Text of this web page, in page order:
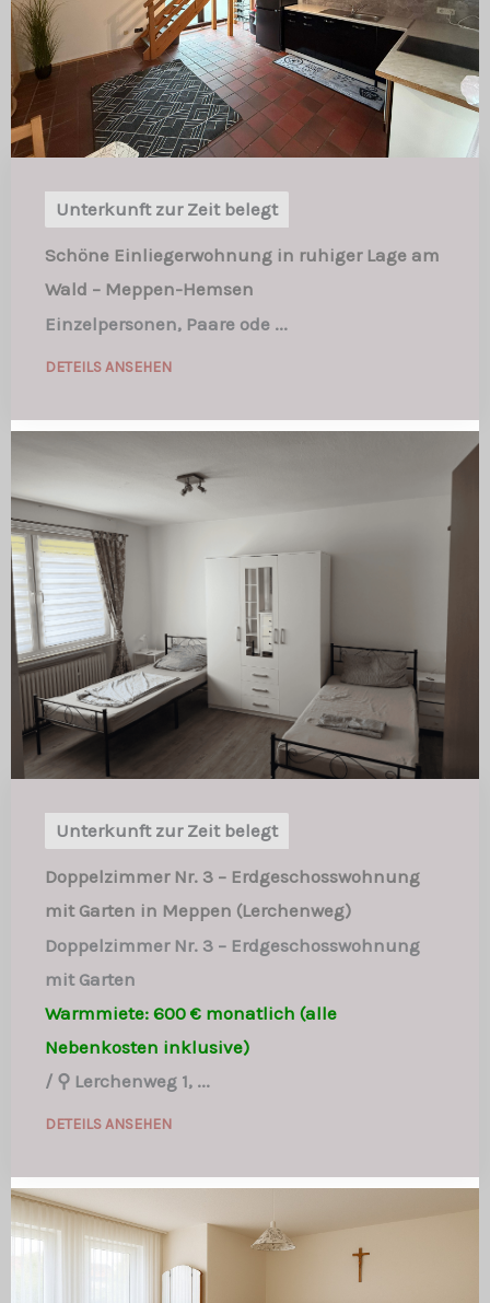
Unterkunft zur Zeit belegt
Schöne Einliegerwohnung in ruhiger Lage am
Wald – Meppen-Hemsen
Einzelpersonen, Paare ode ...
DETEILS ANSEHEN
Unterkunft zur Zeit belegt
Doppelzimmer Nr. 3 – Erdgeschosswohnung
mit Garten in Meppen (Lerchenweg)
Doppelzimmer Nr. 3 – Erdgeschosswohnung
mit Garten
Warmmiete: 600 € monatlich (alle
Nebenkosten inklusive)
/ ⚲ Lerchenweg 1, ...
DETEILS ANSEHEN